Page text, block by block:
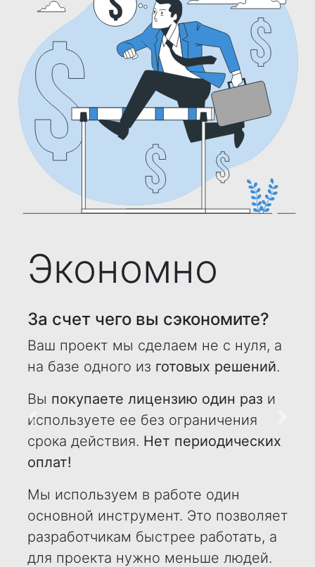
Экономно
За счет чего вы сэкономите?
Ваш проект мы сделаем не с нуля, а
на базе одного из готовых решений.
Вы покупаете лицензию один раз и
используете ее без ограничения
срока действия. Нет периодических
оплат!
Мы используем в работе один
основной инструмент. Это позволяет
разработчикам быстрее работать, а
для проекта нужно меньше людей.
Назад